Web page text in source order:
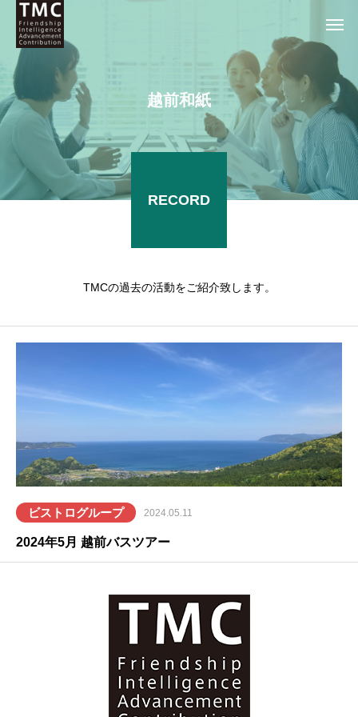
越前和紙
RECORD
TMCの過去の活動をご紹介致します。
ビストログループ 2024.05.11
2024年5月 越前バスツアー